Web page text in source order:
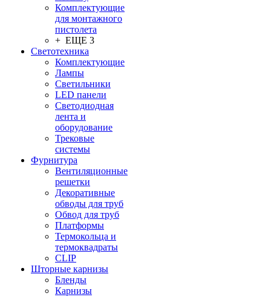
Комплектующие
для монтажного
пистолета
+ ЕЩЕ 3
Светотехника
Комплектующие
Лампы
Светильники
LED панели
Светодиодная
лента и
оборудование
Трековые
системы
Фурнитура
Вентиляционные
решетки
Декоративные
обводы для труб
Обвод для труб
Платформы
Термокольца и
термоквадраты
CLIP
Шторные карнизы
Бленды
Карнизы